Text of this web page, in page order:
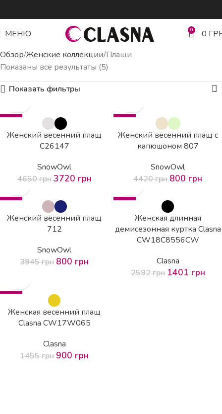
МЕНЮ 0 0
Обзор Женские коллекции Плащи
Показаны все результаты (5)
Показать фильтры
-20%
Женский весенний плащ
C26147
SnowOwl
4650грн 3720 грн
-82%
Женский весенний плащ с
капюшоном 807
SnowOwl
4420грн 800 грн
-80%
Женский весенний плащ
712
SnowOwl
3945грн 800 грн
-46%
Женская длинная
демисезонная куртка Clasna
CW18C8556CW
Clasna
2592грн 1401 грн
-38%
Женская весенний плащ
Clasna CW17W065
Clasna
1455грн 900 грн